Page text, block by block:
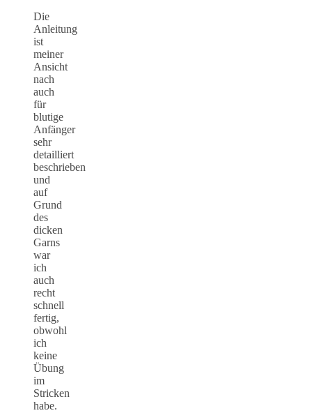
Die
Anleitung
ist
meiner
Ansicht
nach
auch
für
blutige
Anfänger
sehr
detailliert
beschrieben
und
auf
Grund
des
dicken
Garns
war
ich
auch
recht
schnell
fertig,
obwohl
ich
keine
Übung
im
Stricken
habe.